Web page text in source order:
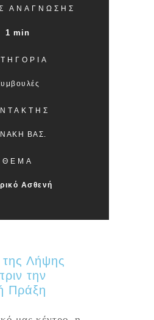
ΑΝΑΓΝΩΣΗΣ
1 min
ΒΑΣ.
ΘΕΜΑ
Ασθενή
Λήψης
την
Πράξη